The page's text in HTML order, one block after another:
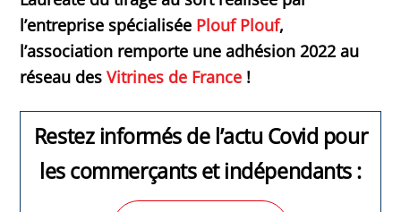
l’entreprise spécialisée Plouf Plouf,
l’association remporte une adhésion 2022 au
réseau desVitrines de France !
Restez informés de l’actu Covid pour
les commerçants et indépendants :